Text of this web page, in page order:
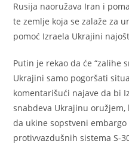
Rusija naoružava Iran i
te zemlje koja se zalaže za
pomoć Izraela Ukrajini
Putin je rekao da će “zalihe
Ukrajini samo pogoršati
komentarišući najave da bi
snabdeva Ukrajinu oružjem,
da ukine sopstveni
protivvazdušnih sistema S-